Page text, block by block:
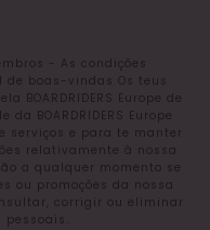
- As condições
boas-vindas Os teus
BOARDRIDERS Europe de
BOARDRIDERS Europe
serviços e para te manter
relativamente à nossa
a qualquer momento se
ou promoções da nossa
corrigir ou eliminar